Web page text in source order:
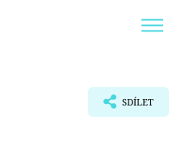
SDÍLET